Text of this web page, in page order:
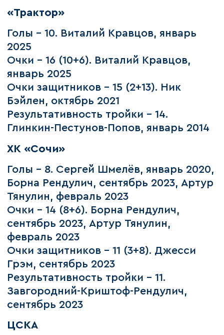
«Трактор»
Голы – 10. Виталий Кравцов, январь
2025
Очки – 16 (10+6). Виталий Кравцов,
январь 2025
Очки защитников – 15 (2+13). Ник
Бэйлен, октябрь 2021
Результативность тройки – 14.
Глинкин-Пестунов-Попов, январь 2014
ХК «Сочи»
Голы – 8. Сергей Шмелёв, январь 2020,
Борна Рендулич, сентябрь 2023, Артур
Тянулин, февраль 2023
Очки – 14 (8+6). Борна Рендулич,
сентябрь 2023, Артур Тянулин,
февраль 2023
Очки защитников – 11 (3+8). Джесси
Грэм, сентябрь 2023
Результативность тройки – 11.
Завгородний-Криштоф-Рендулич,
сентябрь 2023
ЦСКА